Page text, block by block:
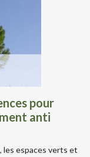
pour
anti
espaces verts et